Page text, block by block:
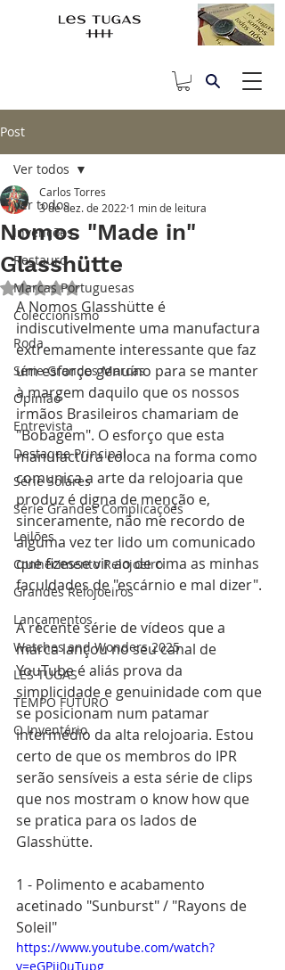
Post
Ver todos
Invenções
Restauro
Marcas Portuguesas
Coleccionismo
Roda
Série Grandes Marcas
Opinião
Entrevista
Destaque Principal
Série Solares
Série Grandes Complicações
Leilões
Conhecimento Relojoeiro
Grandes Relojoeiros
Lançamentos
Watches and Wonders 2025
LES TUGAS
TEMPO FUTURO
O Inventário
Ver todos
Nomos "Made in"
Glasshütte
Carlos Torres
3 de dez. de 2022 1 min de leitura
Avaliado com NaN de 5 estrelas.
A Nomos Glasshütte é
indiscutivelmente uma manufactura
extremamente interessante que faz
um esforço genuíno para se manter
à margem daquilo que os nossos
irmãos Brasileiros chamariam de
"Bobagem". O esforço que esta
manufactura coloca na forma como
comunica a arte da relojoaria que
produz é digna de menção e,
sinceramente, não me recordo de
alguma vez ter lido um comunicado
que fizesse vir ao de cima as minhas
faculdades de "escárnio e mal dizer".
A recente série de vídeos que a
marca lançou no seu canal de
YouTube é aliás prova da
simplicidade e genuinidade com que
se posicionam num patamar
intermédio da alta relojoaria. Estou
certo de que os membros do IPR
serão sensíveis a esta série de clips
que nos mostram o know how que
se pratica para os lados de
Glasshütte.
1 - Polimento e acabamento
acetinado "Sunburst" / "Rayons de
Soleil"
https://www.youtube.com/watch?
v=eGPij0uTupg